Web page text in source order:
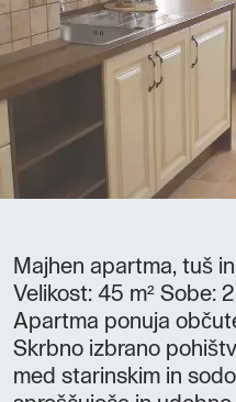
Majhen apartma, tuš
Velikost: 45 m² Sobe:
Apartma ponuja
Skrbno izbrano
med starinskim in